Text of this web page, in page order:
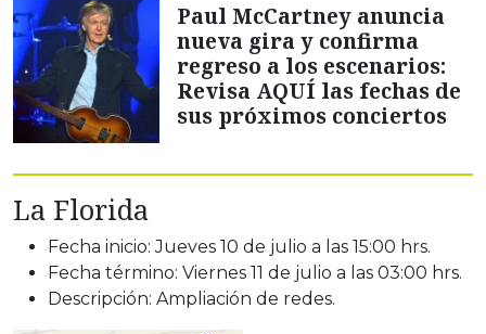
Paul McCartney anuncia
nueva gira y confirma
regreso a los escenarios:
Revisa AQUÍ las fechas de
sus próximos conciertos
La Florida
Fecha inicio: Jueves 10 de julio a las 15:00 hrs.
Fecha término: Viernes 11 de julio a las 03:00 hrs.
Descripción: Ampliación de redes.